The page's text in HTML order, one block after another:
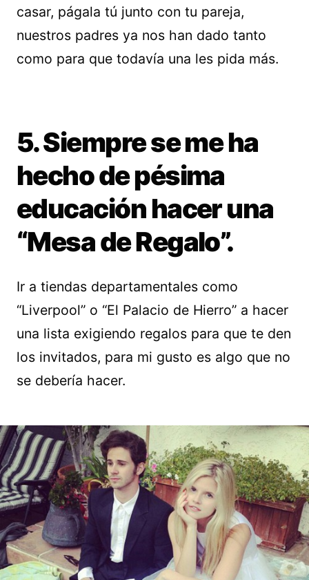
casar, págala tú junto con tu pareja,
nuestros padres ya nos han dado tanto
como para que todavía una les pida más.
5. Siempre se me ha
hecho de pésima
educación hacer una
“Mesa de Regalo”.
Ir a tiendas departamentales como
“Liverpool” o “El Palacio de Hierro” a hacer
una lista exigiendo regalos para que te den
los invitados, para mi gusto es algo que no
se debería hacer.